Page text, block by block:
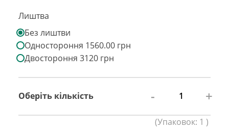
Лиштва
Без лиштви
Одностороння 1560.00 грн
Двостороння 3120 грн
Оберіть кількість - +
(Упаковок: 1 )